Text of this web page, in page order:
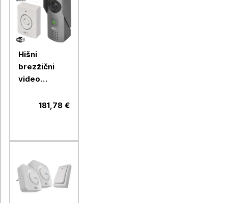
Hišni
brezžični
video
GoSmart IP-
181,78 €